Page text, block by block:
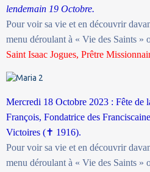
lendemain 19 Octobre.
Pour voir sa vie et en découvrir
menu déroulant à « Vie des Saints »
Saint Isaac Jogues, Prêtre
Mercredi 18 Octobre 2023 : Fête de
François, Fondatrice des
Victoires (✝ 1916).
Pour voir sa vie et en découvrir
menu déroulant à « Vie des Saints »